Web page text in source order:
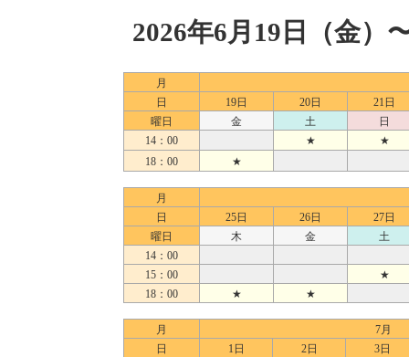
2026年6月19日（金）
月
日
19日 20日
21日
曜日
金 土
日
14：00
★
★
18：00
★
月
日
25日 26日
27日
曜日
木 金
土
14：00
15：00
★
18：00
★ ★
月
7月
日
1日 2日 3日